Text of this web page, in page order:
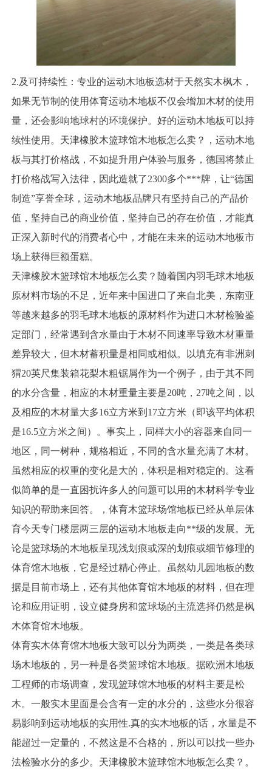
2.及可持续性：专业的运动木地板选材于天然实木枫木，
如果无节制的使用体育运动木地板不仅会增加木材的使用
量，还会影响地球村的环境保护。好的运动木地板可以持
续性使用。天津橡胶木篮球馆木地板怎么卖？，运动木地
板与其打价格战，不如提升用户体验与服务，德国将禁止
打价格战写入法律，因此造就了2300多个***牌，让“德国
制造”享誉全球，运动木地板品牌只有坚持自己的产品价
值，坚持自己的商业价值，坚持自己的存在价值，才能真
正深入新时代的消费者心中，才能在未来的运动木地板市
场上获得巨额蛋糕。
天津橡胶木篮球馆木地板怎么卖？随着国内羽毛球木地板
原材料市场的不足，近年来中国进口了来自北美，东南亚
等越来越多的羽毛球木地板的原材料作为进口木材检验鉴
定部门，经常遇到含水量由于木材不同速率导致木材重量
差异较大，但木材蓄积量是相同或相似。以填充有非洲刺
猬20英尺集装箱花梨木粗锯屑作为一个例子，由于其不同
的水分含量，相应的木材重量主要是20吨，27吨之间，以
及相应的木材量大多16立方米到17立方米（即该平均体积
是16.5立方米之间）。事实上，同样大小的容器来自同一
地区，同一树种，规格相近，不同的含水量充满了木材。
虽然相应的权重的变化是大的，体积是相对稳定的。这看
似简单的是一直困扰许多人的问题可以用的木材科学专业
知识的帮助来回答。，体育木篮球场馆地板已经从单层体
育今天专门楼层两三层的运动木地板走向**级的发展。无
论是篮球场的木地板呈现浅划痕或深的划痕或细节修理的
体育馆木地板，它是经过精心停止。虽然幼儿园地板的数
据是目前市场上，还有其他体育馆木地板的材料，但在理
论和应用证明，设立健身房和篮球场的主流选择仍然是枫
木体育馆木地板。
体育实木体育馆木地板大致可以分为两类，一类是各类球
场木地板的，另一种是各类篮球馆木地板。据欧洲木地板
工程师的市场调查，发现篮球馆木地板的材料主要是松
木。一般实木里面是会含有一定的水分的，这些水分很容
易影响到运动地板的实用性.真的实木地板的话，水量是不
能超过一定量的，不然这是不合格的，所以可以找一些办
法检验水分的多少。天津橡胶木篮球馆木地板怎么卖？。